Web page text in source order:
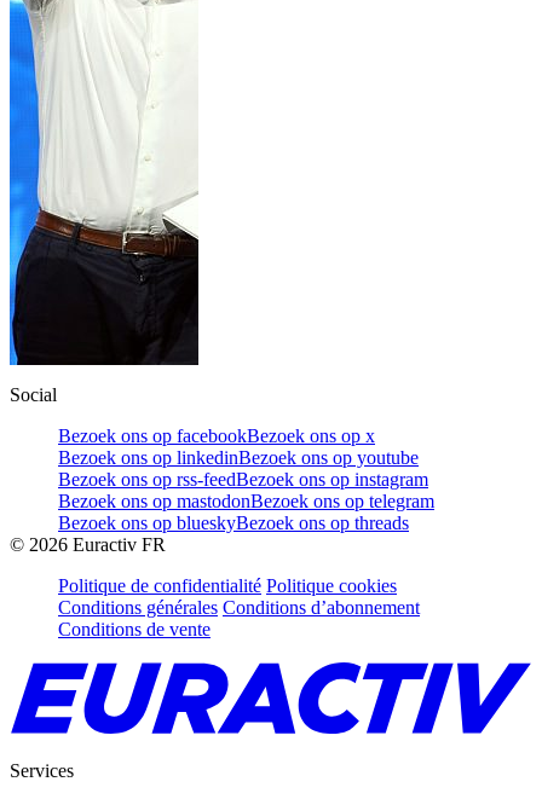
Social
Bezoek ons op facebookBezoek ons op x
Bezoek ons op linkedinBezoek ons op youtube
Bezoek ons op rss-feedBezoek ons op instagram
Bezoek ons op mastodonBezoek ons op telegram
Bezoek ons op blueskyBezoek ons op threads
© 2026 Euractiv FR
Politique de confidentialité Politique cookies
Conditions générales Conditions d’abonnement
Conditions de vente
Services